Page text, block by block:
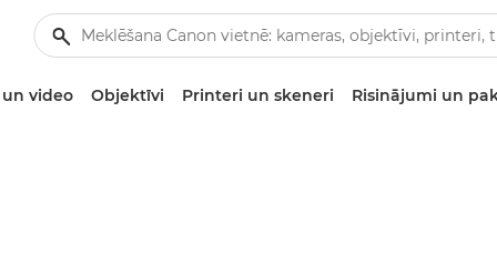
video Objektīvi Printeri un skeneri Risinājumi un